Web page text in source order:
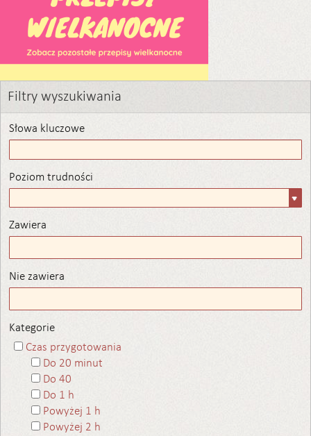
Filtry wyszukiwania
Słowa kluczowe
Poziom trudności
trudności
Zawiera
Nie zawiera
Kategorie
Czas przygotowania
Do 20 minut
Do 40
Do 1 h
Powyżej 1 h
Powyżej 2 h